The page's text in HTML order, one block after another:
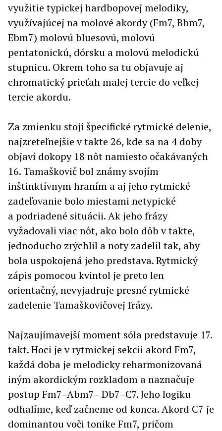
využitie typickej hardbopovej melodiky,
využívajúcej na molové akordy (Fm7, Bbm7,
Ebm7) molovú bluesovú, molovú
pentatonickú, dórsku a molovú melodickú
stupnicu. Okrem toho sa tu objavuje aj
chromatický prieťah malej tercie do veľkej
tercie akordu.
Za zmienku stojí špecifické rytmické delenie,
najzreteľnejšie v takte 26, kde sa na 4 doby
objaví dokopy 18 nôt namiesto očakávaných
16. Tamaškovič bol známy svojím
inštinktívnym hraním a aj jeho rytmické
zadeľovanie bolo miestami netypické
a podriadené situácii. Ak jeho frázy
vyžadovali viac nôt, ako bolo dôb v takte,
jednoducho zrýchlil a noty zadelil tak, aby
bola uspokojená jeho predstava. Rytmický
zápis pomocou kvintol je preto len
orientačný, nevyjadruje presné rytmické
zadelenie Tamaškovičovej frázy.
Najzaujímavejší moment sóla predstavuje 17.
takt. Hoci je v rytmickej sekcii akord Fm7,
každá doba je melodicky reharmonizovaná
iným akordickým rozkladom a naznačuje
postup Fm7–Abm7– Db7–C7. Jeho logiku
odhalíme, keď začneme od konca. Akord C7 je
dominantou voči tonike Fm7, pričom